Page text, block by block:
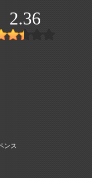
2.36
ンス